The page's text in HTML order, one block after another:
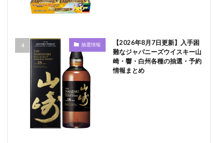
抽選情報
【2026年8月7日更新】入手困
難なジャパニーズウイスキー山
崎・響・白州各種の抽選・予約
情報まとめ